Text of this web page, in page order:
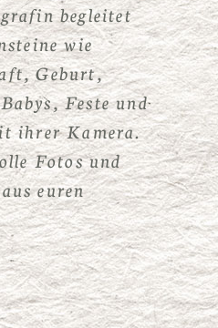
begleitet
wie
Geburt,
Feste und
ihrer Kamera.
Fotos und
euren